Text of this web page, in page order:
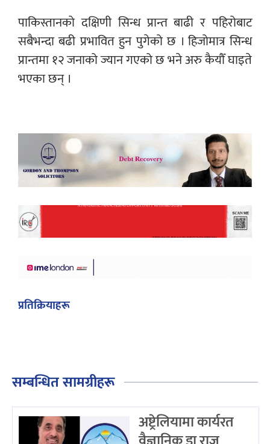
पाकिस्तानको दक्षिणी सिन्ध प्रान्त बाढी र पहिरोबाट
सबैभन्दा बढी प्रभावित हुन पुगेको छ । हिजोमात्र सिन्ध
प्रान्तमा १२ जनाको ज्यान गएको छ भने अरु कैयौँ घाइते
भएका छन् ।
प्रतिक्रियाहरू
सम्बन्धित सामग्रीहरू
अष्ट्रेलियामा कार्यरत